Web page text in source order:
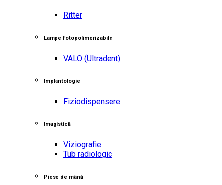
Ritter
Lampe fotopolimerizabile
VALO (Ultradent)
Implantologie
Fiziodispensere
Imagistică
Viziografie
Tub radiologic
Piese de mână